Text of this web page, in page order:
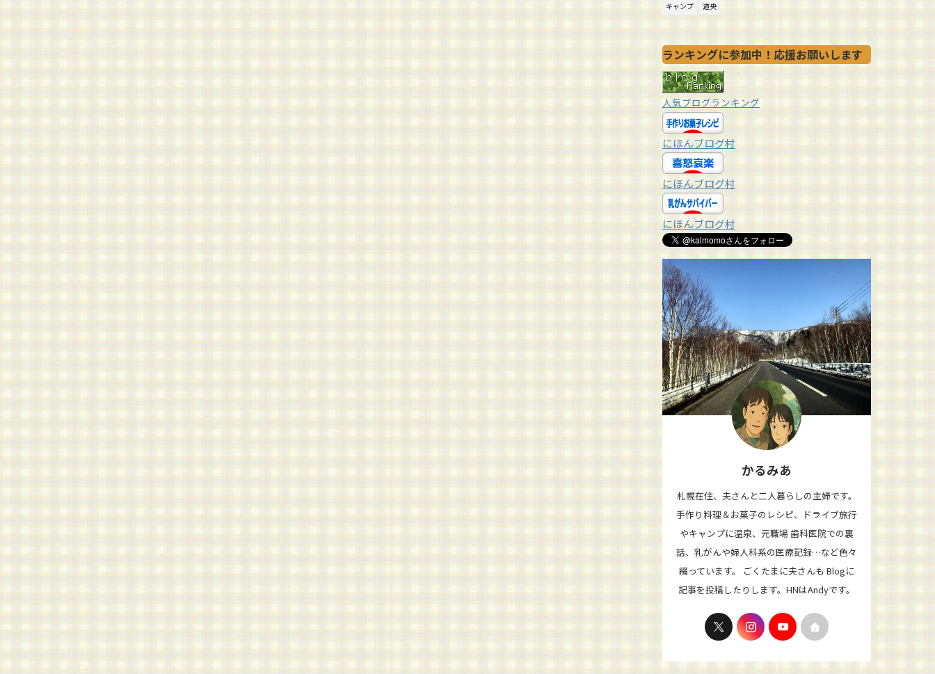
キャンプ 道央
ランキングに参加中！応援お願いします
人気ブログランキング
にほんブログ村
にほんブログ村
にほんブログ村
かるみあ
札幌在住、夫さんと二人暮らしの主婦です。
手作り料理＆お菓子のレシピ、ドライブ旅行
やキャンプに温泉、元職場 歯科医院での裏
話、乳がんや婦人科系の医療記録…など色々
綴っています。 ごくたまに夫さんも Blogに
記事を投稿したりします。HNはAndyです。